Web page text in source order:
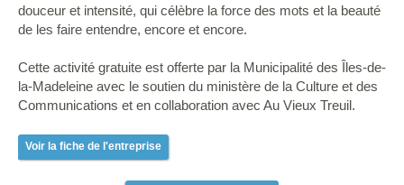
douceur et intensité, qui célèbre la force des mots et la beauté
de les faire entendre, encore et encore.
Cette activité gratuite est offerte par la Municipalité des Îles-de-
la-Madeleine avec le soutien du ministère de la Culture et des
Communications et en collaboration avec Au Vieux Treuil.
Voir la fiche de l'entreprise